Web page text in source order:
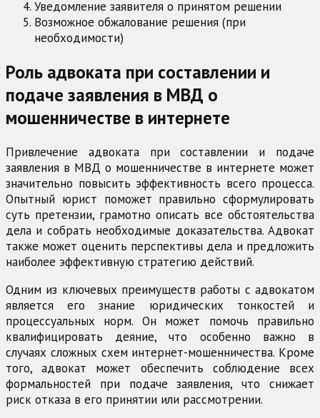
Уведомление заявителя о принятом решении
Возможное обжалование решения (при
необходимости)
Роль адвоката при составлении и
подаче заявления в МВД о
мошенничестве в интернете
Привлечение адвоката при составлении и подаче
заявления в МВД о мошенничестве в интернете может
значительно повысить эффективность всего процесса.
Опытный юрист поможет правильно сформулировать
суть претензии, грамотно описать все обстоятельства
дела и собрать необходимые доказательства. Адвокат
также может оценить перспективы дела и предложить
наиболее эффективную стратегию действий.
Одним из ключевых преимуществ работы с адвокатом
является его знание юридических тонкостей и
процессуальных норм. Он может помочь правильно
квалифицировать деяние, что особенно важно в
случаях сложных схем интернет-мошенничества. Кроме
того, адвокат может обеспечить соблюдение всех
формальностей при подаче заявления, что снижает
риск отказа в его принятии или рассмотрении.